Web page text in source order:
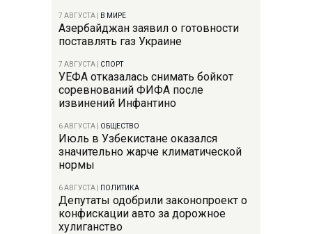
7 АВГУСТА В МИРЕ
Азербайджан заявил о готовности
поставлять газ Украине
7 АВГУСТА СПОРТ
УЕФА отказалась снимать бойкот
соревнований ФИФА после
извинений Инфантино
6 АВГУСТА ОБЩЕСТВО
Июль в Узбекистане оказался
значительно жарче климатической
нормы
6 АВГУСТА ПОЛИТИКА
Депутаты одобрили законопроект о
конфискации авто за дорожное
хулиганство